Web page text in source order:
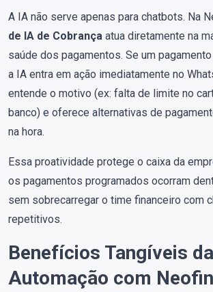
A IA não serve apenas para chatbots. Na
de IA de Cobrança atua diretamente na
saúde dos pagamentos. Se um
a IA entra em ação imediatamente no
entende o motivo (ex: falta de limite no
banco) e oferece alternativas de
na hora.
Essa proatividade protege o caixa da
os pagamentos programados ocorram
sem sobrecarregar o time financeiro com
repetitivos.
Benefícios Tangíveis da
Automação com Neofin